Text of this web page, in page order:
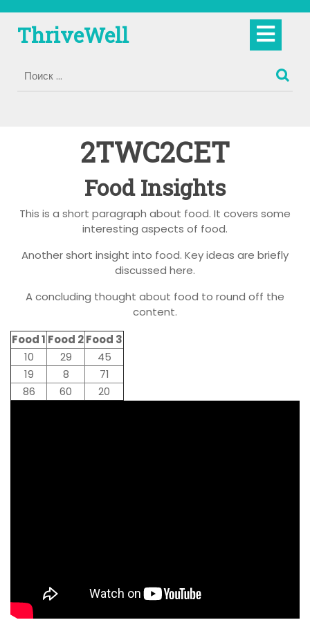
содержимому
ThriveWell
2TWC2CET
Food Insights
This is a short paragraph about food. It covers some
interesting aspects of food.
Another short insight into food. Key ideas are briefly
discussed here.
A concluding thought about food to round off the
content.
Food 1 Food 2Food 3
10
29
45
19
8
71
86
60 20